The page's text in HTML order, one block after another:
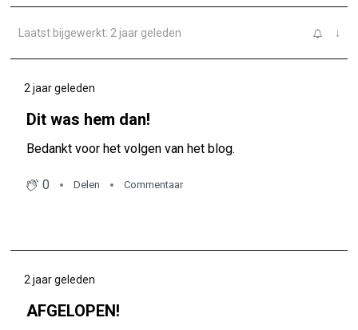
Laatst bijgewerkt: 2 jaar geleden ↓
2 jaar geleden
Dit was hem dan!
Bedankt voor het volgen van het blog.
0 Delen Commentaar
2 jaar geleden
AFGELOPEN!